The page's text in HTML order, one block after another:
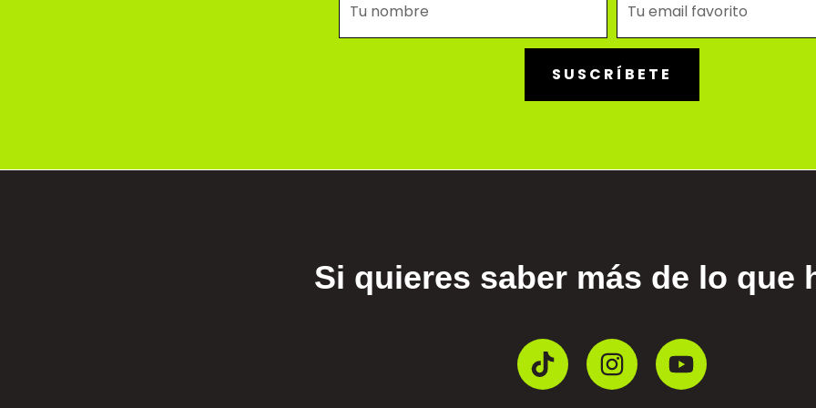
SUSCRÍBETE
Si quieres saber más de lo que